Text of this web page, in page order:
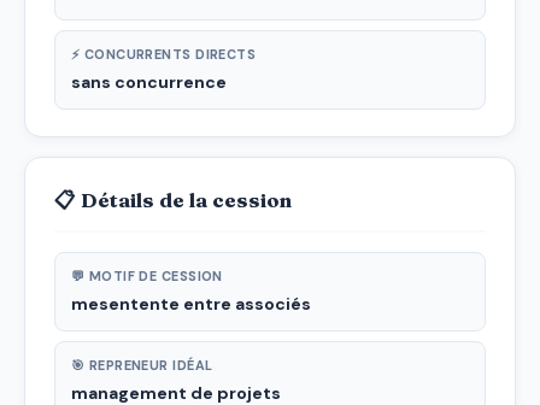
⚡ CONCURRENTS DIRECTS
sans concurrence
📋 Détails de la cession
💬 MOTIF DE CESSION
mesentente entre associés
🎯 REPRENEUR IDÉAL
management de projets